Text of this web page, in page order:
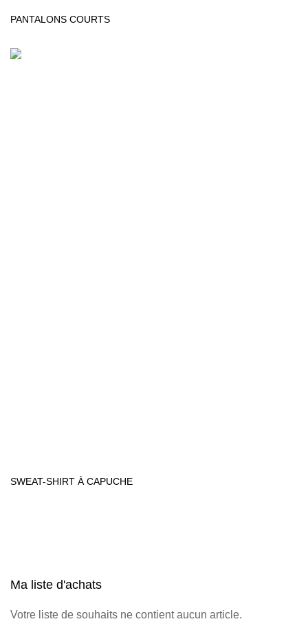
PANTALONS COURTS
SWEAT-SHIRT À CAPUCHE
Ma liste d'achats
Votre liste de souhaits ne contient aucun article.